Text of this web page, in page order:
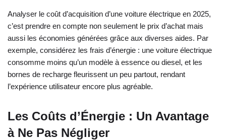
Analyser le coût d’acquisition d’une voiture électrique en 2025,
c’est prendre en compte non seulement le prix d’achat mais
aussi les économies générées grâce aux diverses aides. Par
exemple, considérez les frais d’énergie : une voiture électrique
consomme moins qu’un modèle à essence ou diesel, et les
bornes de recharge fleurissent un peu partout, rendant
l’expérience utilisateur encore plus agréable.
Les Coûts d’Énergie : Un Avantage
à Ne Pas Négliger